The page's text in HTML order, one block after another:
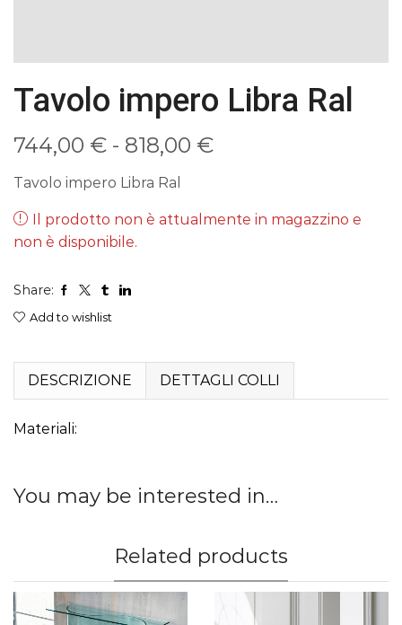
Tavolo impero Libra Ral
744,00 € - 818,00 €Fascia
prezzo:
Tavolo impero Libra Ral
Il prodotto non è attualmente in magazzino e
non è disponibile.
Share:
Add to wishlist
DESCRIZIONE DETTAGLI COLLI
Materiali:
You may be interested in…
Related products